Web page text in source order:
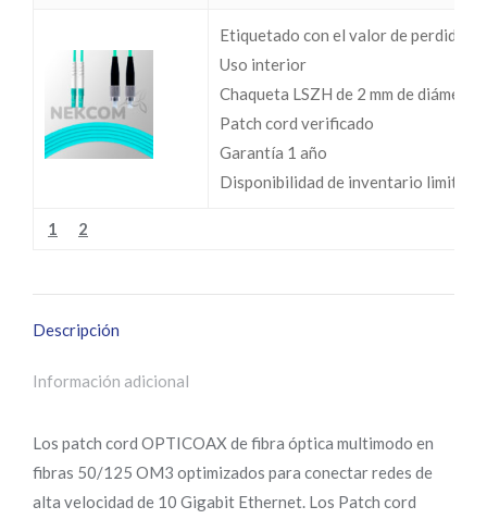
Etiquetado con el valor de perdidas
Uso interior
Chaqueta LSZH de 2 mm de diámetro
Patch cord verificado
Garantía 1 año
Disponibilidad de inventario limitada
1 2
Descripción
Información adicional
Los patch cord OPTICOAX de fibra óptica multimodo en
fibras 50/125 OM3 optimizados para conectar redes de
alta velocidad de 10 Gigabit Ethernet. Los Patch cord